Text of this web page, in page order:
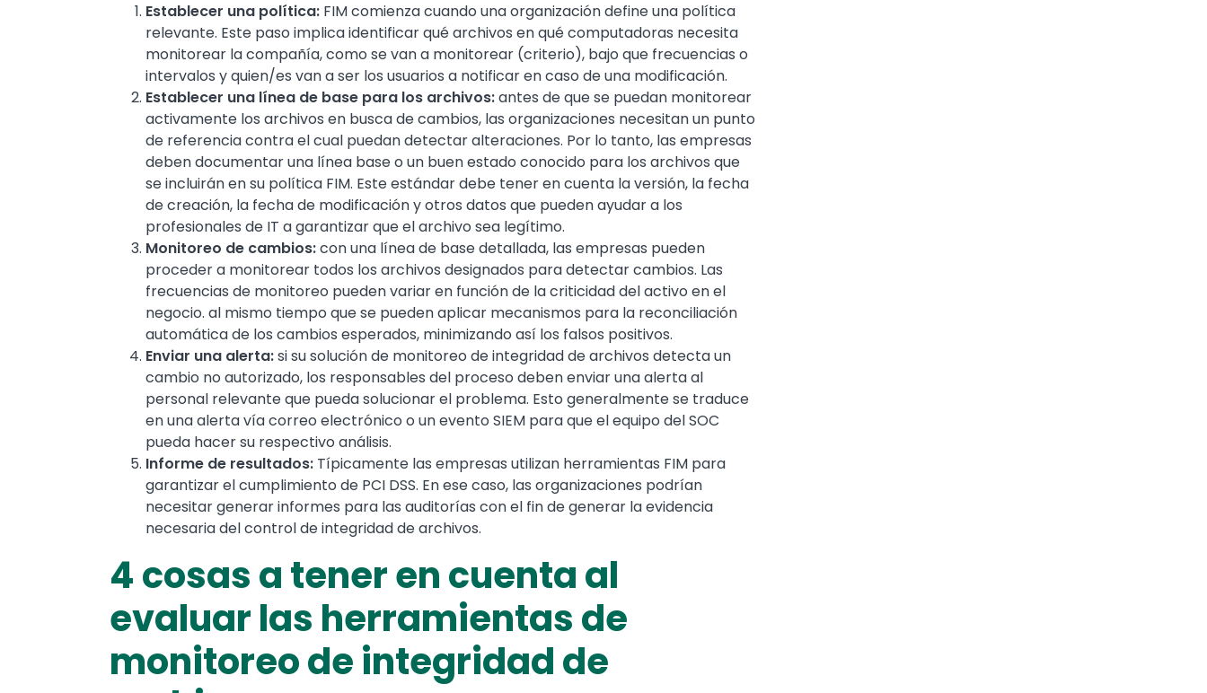
Establecer una política: FIM comienza cuando una organización define una política
relevante. Este paso implica identificar qué archivos en qué computadoras necesita
monitorear la compañía, como se van a monitorear (criterio), bajo que frecuencias o
intervalos y quien/es van a ser los usuarios a notificar en caso de una modificación.
Establecer una línea de base para los archivos:antes de que se puedan monitorear
activamente los archivos en busca de cambios, las organizaciones necesitan un punto
de referencia contra el cual puedan detectar alteraciones. Por lo tanto, las empresas
deben documentar una línea base o un buen estado conocido para los archivos que
se incluirán en su política FIM. Este estándar debe tener en cuenta la versión, la fecha
de creación, la fecha de modificación y otros datos que pueden ayudar a los
profesionales de IT a garantizar que el archivo sea legítimo.
Monitoreo de cambios:con una línea de base detallada, las empresas pueden
proceder a monitorear todos los archivos designados para detectar cambios. Las
frecuencias de monitoreo pueden variar en función de la criticidad del activo en el
negocio. al mismo tiempo que se pueden aplicar mecanismos para la reconciliación
automática de los cambios esperados, minimizando así los falsos positivos.
Enviar una alerta:si su solución de monitoreo de integridad de archivos detecta un
cambio no autorizado, los responsables del proceso deben enviar una alerta al
personal relevante que pueda solucionar el problema. Esto generalmente se traduce
en una alerta vía correo electrónico o un evento SIEM para que el equipo del SOC
pueda hacer su respectivo análisis.
Informe de resultados: Típicamente las empresas utilizan herramientas FIM para
garantizar el cumplimiento de PCI DSS. En ese caso, las organizaciones podrían
necesitar generar informes para las auditorías con el fin de generar la evidencia
necesaria del control de integridad de archivos.
4 cosas a tener en cuenta al
evaluar las herramientas de
monitoreo de integridad de